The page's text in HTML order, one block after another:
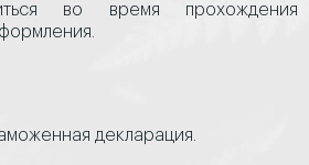
во время прохождения
декларация.